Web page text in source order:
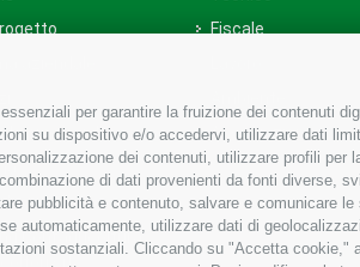
per garantire la fruizione dei contenuti
su dispositivo e/o accedervi, utilizzare dati
dei contenuti, utilizzare profili
di dati provenienti da fonti diverse,
pubblicità e contenuto, salvare e comunicare
automaticamente, utilizzare dati di
sostanziali. Cliccando su "Accetta
provinciale
Confagricoltura
srl
Fiscale
Associazione